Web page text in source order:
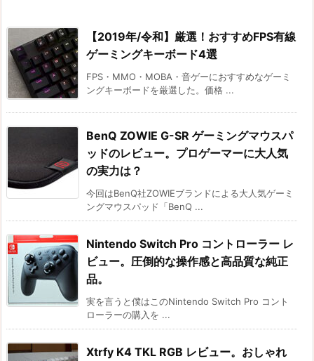
【2019年/令和】厳選！おすすめFPS有線
ゲーミングキーボード4選
FPS・MMO・MOBA・音ゲーにおすすめなゲーミ
ングキーボードを厳選した。価格 ...
BenQ ZOWIE G-SR ゲーミングマウスパ
ッドのレビュー。プロゲーマーに大人気
の実力は？
今回はBenQ社ZOWIEブランドによる大人気ゲーミ
ングマウスパッド「BenQ ...
Nintendo Switch Pro コントローラー レ
ビュー。圧倒的な操作感と高品質な純正
品。
実を言うと僕はこのNintendo Switch Pro コント
ローラーの購入を ...
Xtrfy K4 TKL RGB レビュー。おしゃれ